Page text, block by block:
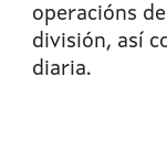
operacións
división, así
diaria.